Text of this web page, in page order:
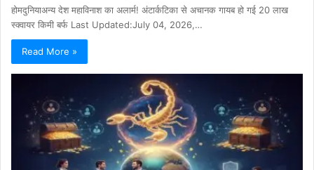
होमदुनियाअन्य देश महाविनाश का अलार्म! अंटार्कटिका से अचानक गायब हो गई 20 लाख
स्क्वायर किमी बर्फ Last Updated:July 04, 2026,…
Read More »